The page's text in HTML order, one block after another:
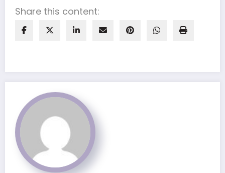
Share this content: